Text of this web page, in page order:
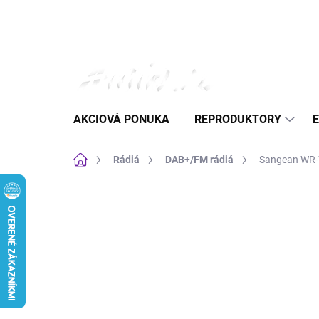
AKCIOVÁ PONUKA REPRODUKTORY
DomovRádiá DAB+/FM rádiá Sangean